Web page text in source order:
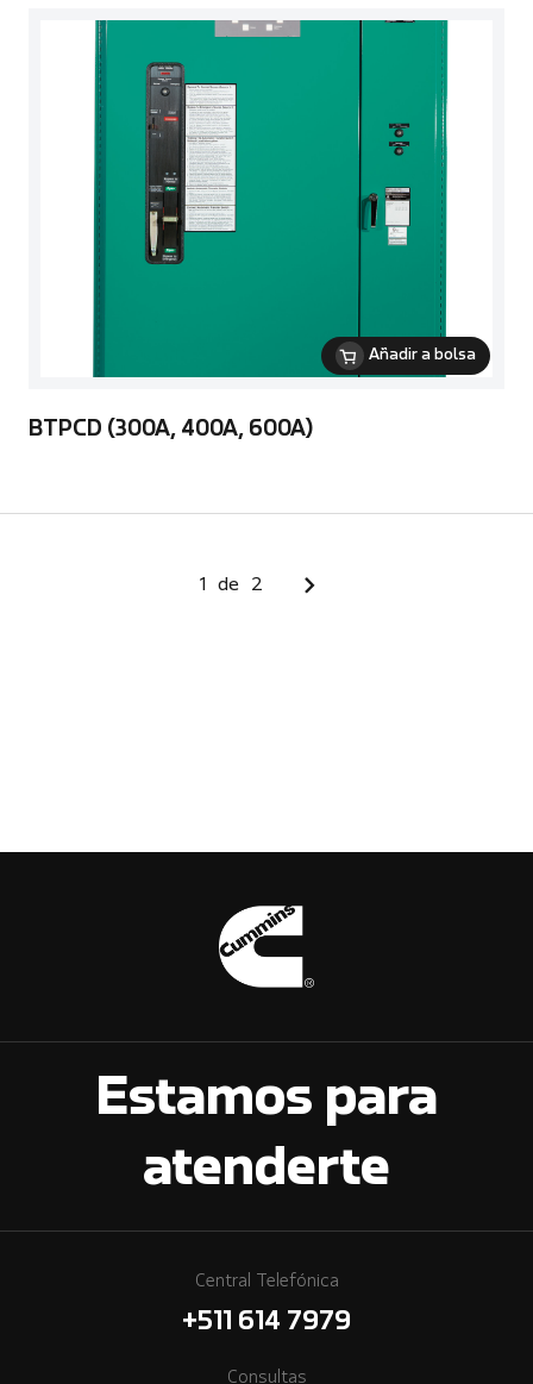
Añadir a bolsa
BTPCD (300A, 400A, 600A)
1 de 2
Estamos para
atenderte
Central Telefónica
+511 614 7979
Consultas